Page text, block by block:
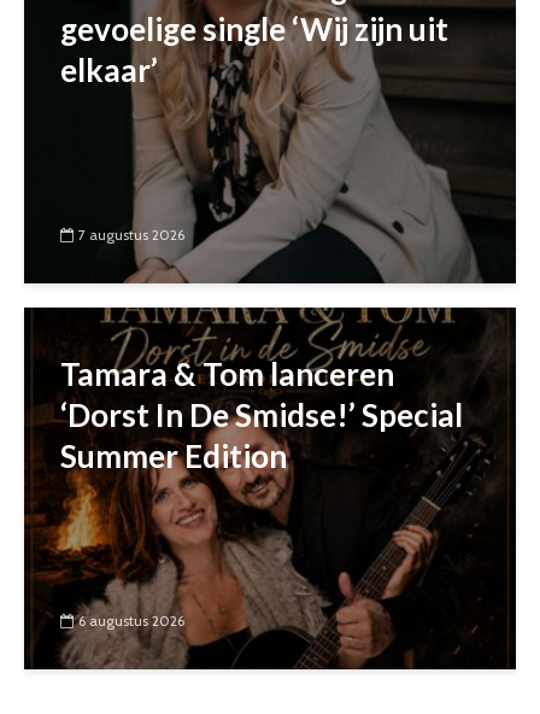
gevoelige single ‘Wij zijn uit
elkaar’
7 augustus 2026
Tamara & Tom lanceren
‘Dorst In De Smidse!’ Special
Summer Edition
6 augustus 2026